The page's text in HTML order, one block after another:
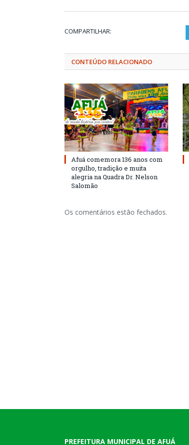
COMPARTILHAR:
CONTEÚDO RELACIONADO
Afuá comemora 136 anos com
orgulho, tradição e muita
alegria na Quadra Dr. Nelson
Salomão
Os comentários estão fechados.
PREFEITURA MUNICIPAL DE AFUÁ